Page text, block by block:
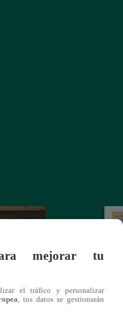
mejorar tu
el tráfico y personalizar
, tus datos se gestionarán